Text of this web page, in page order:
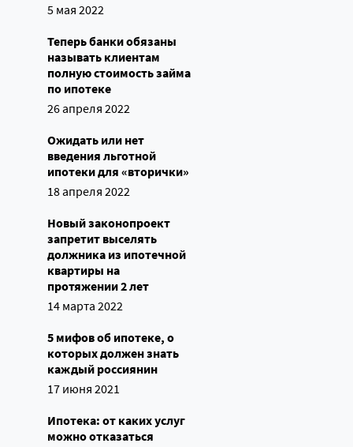
5 мая 2022
Теперь банки обязаны
называть клиентам
полную стоимость займа
по ипотеке
26 апреля 2022
Ожидать или нет
введения льготной
ипотеки для «вторички»
18 апреля 2022
Новый законопроект
запретит выселять
должника из ипотечной
квартиры на
протяжении 2 лет
14 марта 2022
5 мифов об ипотеке, о
которых должен знать
каждый россиянин
17 июня 2021
Ипотека: от каких услуг
можно отказаться